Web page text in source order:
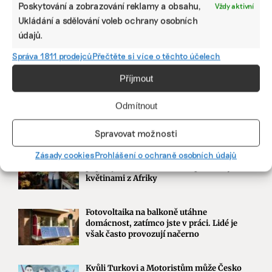
Poskytování a zobrazování reklamy a obsahu,
Ukládání a sdělování voleb ochrany osobních
údajů.
Vždy aktivní
Správa 1811 prodejcůPřečtěte si více o těchto účelech
Příjmout
Odmítnout
Spravovat možnosti
Zásady cookiesProhlášení o ochraně osobních údajů
NEJNOVĚJŠÍ PODCAST
udržitelnost, říká právník Abel. Po střetu s
developera Sekyry
Ruce nás pálily a otékaly nám prsty,
květinami z Afriky
Fotovoltaika na balkoně utáhne
domácnost, zatímco jste v práci. Lidé je
však často provozují načerno
Kvůli Turkovi a Motoristům může Česko